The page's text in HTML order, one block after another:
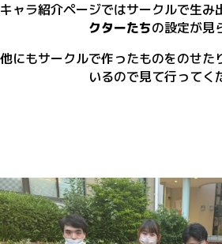
キャラ紹介ページではサークルで生み
クターたちの設定が見
他にもサークルで作ったものをのせた
いるので見て行ってく